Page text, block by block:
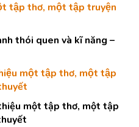
tập thơ, một tập truyện
thói quen và kĩ năng –
một tập thơ, một tập
một tập thơ, một tập